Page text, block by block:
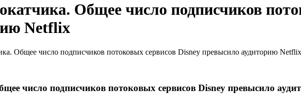
Общее число подписчиков
Netflix
Общее число подписчиков потоковых сервисов Disney превысило аудиторию Netflix
число подписчиков потоковых сервисов Disney превысило